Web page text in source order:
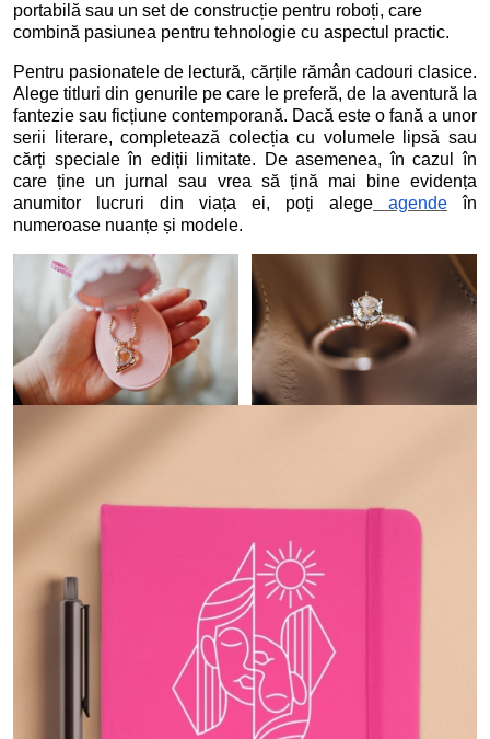
portabilă sau un set de construcție pentru roboți, care
combină pasiunea pentru tehnologie cu aspectul practic.
Pentru pasionatele de lectură, cărțile rămân cadouri clasice.
Alege titluri din genurile pe care le preferă, de la aventură la
fantezie sau ficțiune contemporană. Dacă este o fană a unor
serii literare, completează colecția cu volumele lipsă sau
cărți speciale în ediții limitate. De asemenea, în cazul în
care ține un jurnal sau vrea să țină mai bine evidența
anumitor lucruri din viața ei, poți alege
agende în
numeroase nuanțe și modele.